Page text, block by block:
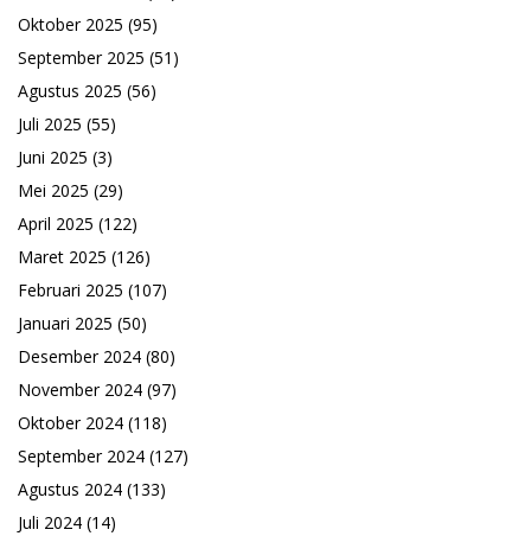
Oktober 2025 (95)
September 2025 (51)
Agustus 2025 (56)
Juli 2025 (55)
Juni 2025 (3)
Mei 2025 (29)
April 2025 (122)
Maret 2025 (126)
Februari 2025 (107)
Januari 2025 (50)
Desember 2024 (80)
November 2024 (97)
Oktober 2024 (118)
September 2024 (127)
Agustus 2024 (133)
Juli 2024 (14)